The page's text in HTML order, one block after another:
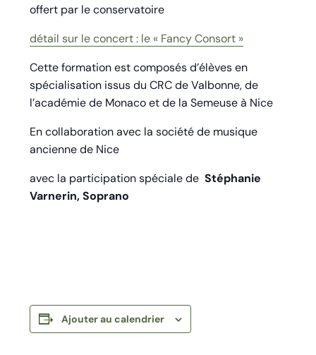
offert par le conservatoire
détail sur le concert : le « Fancy Consort »
Cette formation est composés d’élèves en
spécialisation issus du CRC de Valbonne, de
l’académie de Monaco et de la Semeuse à Nice
En collaboration avec la société de musique
ancienne de Nice
avec la participation spéciale deStéphanie
Varnerin, Soprano
Ajouter au calendrier